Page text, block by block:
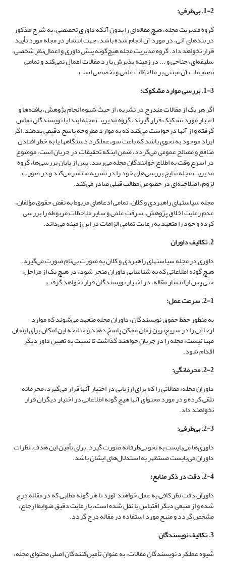
1-2. بی‌طرفی:
گروه مدیریت مجله، هیچ مقاله‌ای را بدون آنکه داوری تخصصی، به شرح مذکور
در بندهای آتی، در مورد آن انجام شده باشد،‌ جهت انتشار در مجله مورد تأیید
قرار نخواهد داد. گروه مدیریت مجله هیچ‌گونه پیش‌داوری و اعمال‌نظر شخصی،
سلیقه‌ای، جناحی و ... در زمینه پذیرش یا رد مقالات اعمال نمی‌کند و تمامی
تصمیمات آن مبتنی بر ملاحظات علمی و تخصصی است.
1-3. بررسی موارد مشکوک:
اگر هر یک از مقالات مندرج در نشریه، از حیث شیوه انجام پژوهش، یافته‌ها و
اعتبار مورد تشکیک قرار گیرند، گروه مدیریت مجله ابتدا با نویسندگان تماس
گرفته و از آنها درخواست می‌کند که به موارد مطروحه پاسخ دقیقی بدهند. اگر
ایراد موجود به نحوی باشد که باعث سوءعملکرد دستگاهها یا به خطر افتادن
منافع و مصالح عمومی می‌گردد، ضمن اینکه تحقیقات در جریان است، موضوع
در اسرع وقت به اطلاع خوانندگان مجله می‌رسد. پس از پایان بررسی‌ها، گروه
مدیریت مجله نتایج بررسی‌های خود را در نشریه منتشر می‌کند و در صورت
لزوم، اصلاحیه‌ای در خصوص مطالب قبلی صادر می‌کند.
مجله سیاستهای راهبردی و کلان، تمامی ادعاهای مربوط به نقض حقوق مؤلفان،
عدم رعایت اخلاق پژوهش، سرقت علمی و سایر ملاحظات مربوطه را بررسی
کرده و خود را متعهد به رعایت تمامی الزامات در این زمینه می‌داند.
2. تکالیف داوران
داوری در مجله سیاستهای راهبردی و کلان به صورت بی‌نام صورت می‌گیرد.
هیچ گونه اطلاعاتی که به شناسایی داوران منجر شود، در هیچ یک از مراحل،
حتی پس از انتشار مقاله، در اختیار نویسندگان قرار نخواهد گرفت.
2-1. سرعت عمل:
به منظور حفظ حقوق نویسندگان، داوران مجله متعهد می‌شوند که موارد
ارجاعی را در سریع‌ترین زمان ممکن پاسخ دهند و چنانچه این امکان برای ایشان
مهیا نیست، مجله را در جریان خواهند گذاشت تا نسبت به تعیین داور دیگر
اقدام شود.
2-2. محرمانگی:
داوران مجله، مقالاتی را که برای ارزیابی در اختیار آنها قرار می‌گیرد، محرمانه
تلقی کرده و در مورد محتوای آنها هیچ گونه اطلاعاتی در اختیار دیگران قرار
نخواهند داد.
2-3. بی‌طرفی:
داوری‌ها می‌بایست به نحو بی‌طرفانه صورت گیرد. برای تأمین این هدف، نظرات
داوران می‌بایست مستظهر به استدلال‌های ایشان باشد.
2-4. دقت در ذکر منابع:
داوران دقت نظر کافی به عمل خواهند آورد تا هر گونه مطلبی که در مقاله درج
شده و از منبعی دیگر اقتباس یا نقل شده است، با رعایت دقیق ضوابط ارجاع،
مشخص گردد و منبع مورد استفاده در مقاله درج گردد.
3. تکالیف نویسندگان
شیوه عملکرد نویسندگان مقالات، به عنوان تأمین‌کنندگان اصلی محتوای مجله،‌